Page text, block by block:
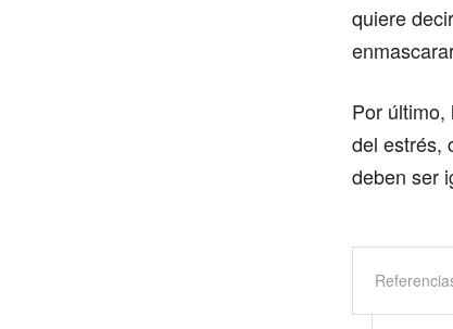
quiere
Por
del estrés,
deben ser